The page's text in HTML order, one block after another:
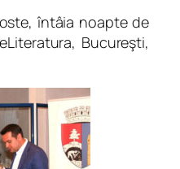
întâia noapte de
eLiteratura, Bucureşti,